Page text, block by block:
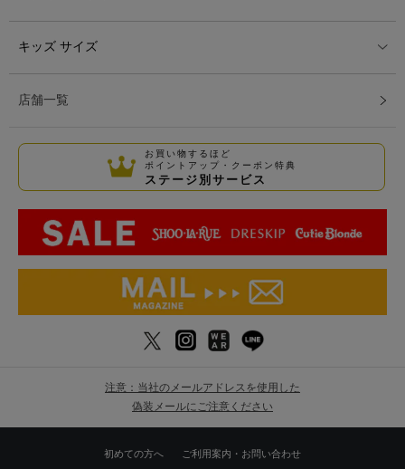
キッズ サイズ
店舗一覧
お買い物するほど
ポイントアップ・クーポン特典
ステージ別サービス
注意：当社のメールアドレスを使用した
偽装メールにご注意ください
初めての方へ ご利用案内・お問い合わせ